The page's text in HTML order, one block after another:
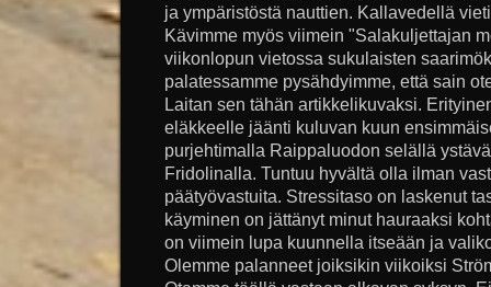
ja ympäristöstä nauttien. Kallavedellä
Kävimme myös viimein "Salakuljettajan
viikonlopun vietossa sukulaisten
palatessamme pysähdyimme, että sain
Laitan sen tähän artikkelikuvaksi.
eläkkeelle jäänti kuluvan kuun
purjehtimalla Raippaluodon selällä
Fridolinalla. Tuntuu hyvältä olla ilman
päätyövastuita. Stressitaso on laskenut
käyminen on jättänyt minut hauraaksi
on viimein lupa kuunnella itseään ja
Olemme palanneet joiksikin viikoiksi